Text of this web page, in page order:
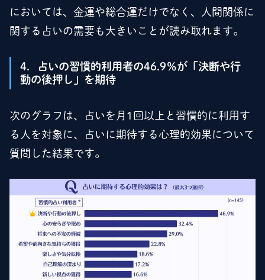
においては、金運や総合運だけでなく、人間関係に
関する占いの需要も大きいことが読み取れます。
4．占いの習慣的利用者の46.9％が「決断や行
動の後押し」を期待
次のグラフは、占いを月1回以上と習慣的に利用す
る人を対象に、占いに期待する心理的効果について
質問した結果です。